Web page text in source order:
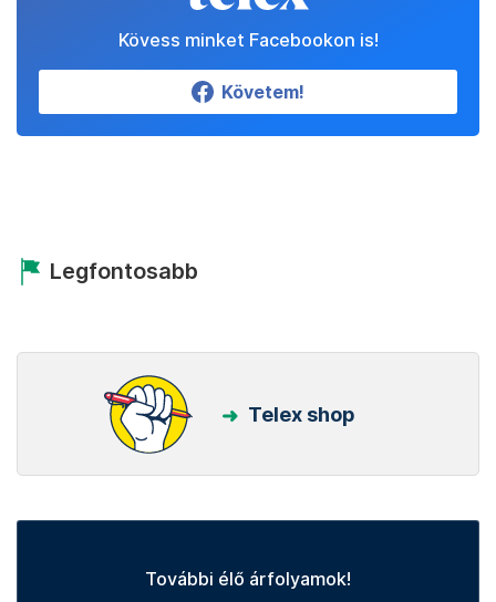
Kövess minket Facebookon is!
Követem!
Legfontosabb
Telex shop
További élő árfolyamok!